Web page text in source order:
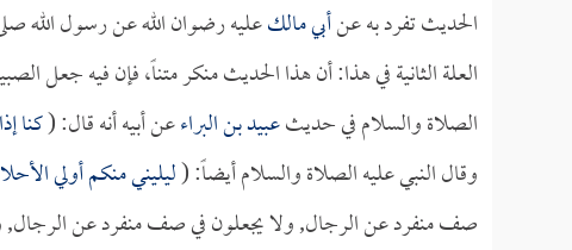
الحديث تفرد به عنأبي مالكعليه رضوان الله عن رسول الله
العلة الثانية في هذا: أن هذا الحديث منكر متناً، فإن فيه جعل
الصلاة والسلام في حديثعبيد بن البراءعن أبيه أنه قال: (كنا
وقال النبي عليه الصلاة والسلام أيضاً: (ليليني منكم أولي
صف منفرد عن الرجال, ولا يجعلون في صف منفرد عن